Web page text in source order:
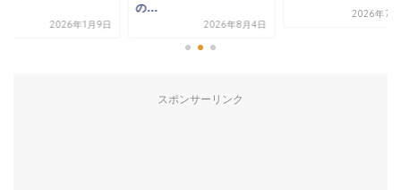
2026年1月9日
の...
2026年8月4日
2026年7
スポンサーリンク